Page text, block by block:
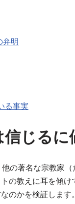
弁明
る事実
じるに
の著名な宗教家
の教えに耳を傾
のかを検証します。